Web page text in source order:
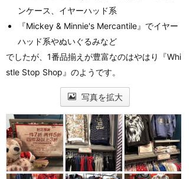
ンケース、イヤーハッド系
『Mickey & Minnie's Mercantile』でイヤー
ハッド系やぬいぐるみなど
でしたが、1番品揃えが豊富なのはやはり『Whi
stle Stop Shop』のようです。
写真を拡大